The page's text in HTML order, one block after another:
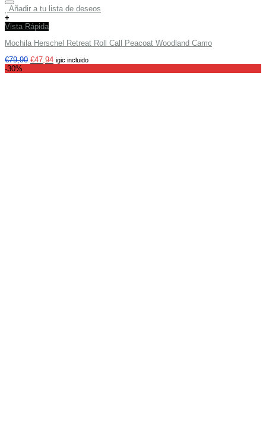
Añadir a tu lista de deseos
+
Vista Rápida
Mochila Herschel Retreat Roll Call Peacoat Woodland Camo
€79,90 €47,94 igic incluido
-30%